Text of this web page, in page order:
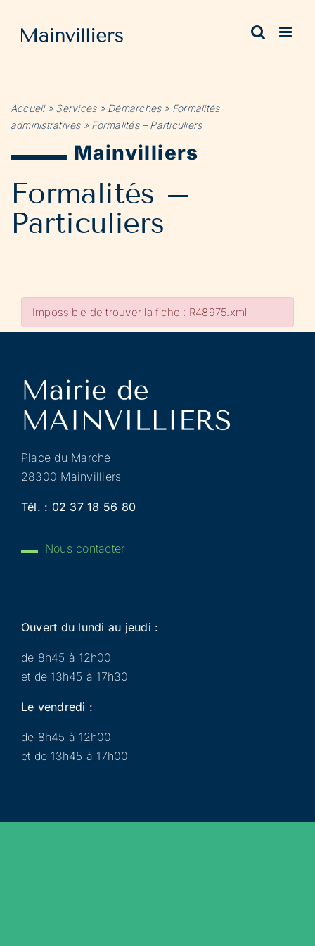
contenu
Accueil» Services» Démarches» Formalités
administratives» Formalités – Particuliers
Mainvilliers
Formalités –
Particuliers
Impossible de trouver la fiche : R48975.xml
Place du Marché
28300 Mainvilliers
Tél. : 02 37 18 56 80
Nous contacter
Ouvert du lundi au jeudi :
de 8h45 à 12h00
et de 13h45 à 17h30
Le vendredi :
de 8h45 à 12h00
et de 13h45 à 17h00